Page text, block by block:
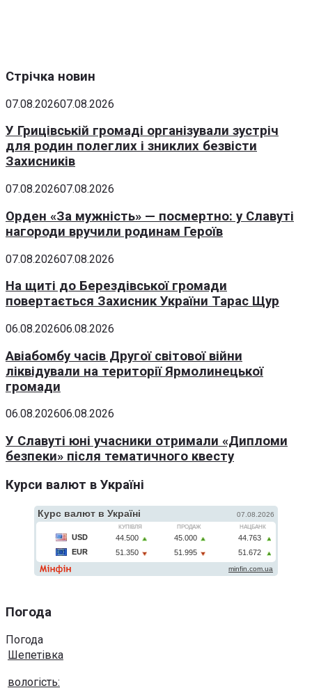
Стрічка новин
07.08.202607.08.2026
У Грицівській громаді організували зустріч
для родин полеглих і зниклих безвісти
Захисників
07.08.202607.08.2026
Орден «За мужність» — посмертно: у Славуті
нагороди вручили родинам Героїв
07.08.202607.08.2026
На щиті до Берездівської громади
повертається Захисник України Тарас Щур
06.08.202606.08.2026
Авіабомбу часів Другої світової війни
ліквідували на території Ярмолинецької
громади
06.08.202606.08.2026
У Славуті юні учасники отримали «Дипломи
безпеки» після тематичного квесту
Курси валют в Україні
Погода
Погода
Шепетівка
вологість: